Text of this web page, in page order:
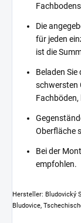
Die
für jeden
ist die
Beladen
schwersten
Fachböden,
Oberfläche
Bei der
empfohlen.
Hersteller: Bludovický
Bludovice,